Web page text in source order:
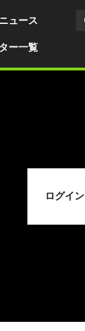
ー一覧
ュース
ログイン